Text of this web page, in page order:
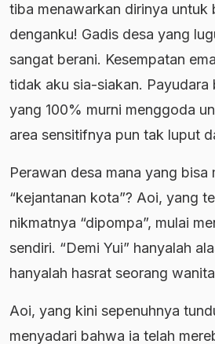
tiba menawarkan dirinya untuk
denganku! Gadis desa yang
sangat berani. Kesempatan
tidak aku sia-siakan. Payudara
yang 100% murni menggoda
area sensitifnya pun tak luput
Perawan desa mana yang bisa
“kejantanan kota”? Aoi, yang
nikmatnya “dipompa”, mulai
sendiri. “Demi Yui” hanyalah
hanyalah hasrat seorang
Aoi, yang kini sepenuhnya
menyadari bahwa ia telah